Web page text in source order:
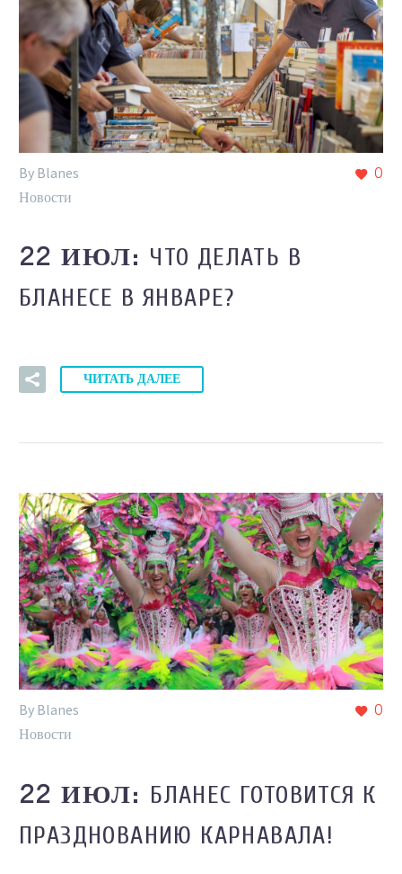
0
By Blanes
Новости
22 ИЮЛ: ЧТО ДЕЛАТЬ В
БЛАНЕСЕ В ЯНВАРЕ?
ЧИТАТЬ ДАЛЕЕ
0
By Blanes
Новости
22 ИЮЛ: БЛАНЕС ГОТОВИТСЯ К
ПРАЗДНОВАНИЮ КАРНАВАЛА!